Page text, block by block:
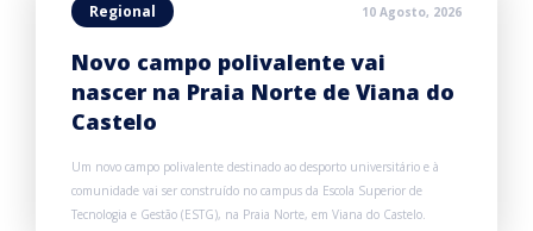
Regional 10 Agosto, 2026
Novo campo polivalente vai
nascer na Praia Norte de Viana do
Castelo
Um novo campo polivalente destinado ao desporto universitário e à
comunidade vai ser construído no campus da Escola Superior de
Tecnologia e Gestão (ESTG), na Praia Norte, em Viana do Castelo.